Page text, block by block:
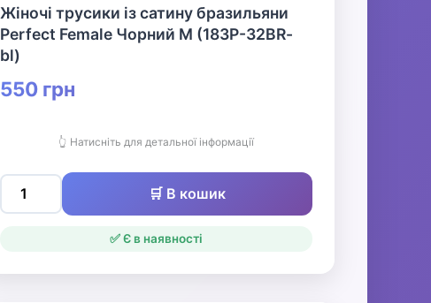
Жіночі трусики із сатину бразильяни
Perfect Female Чорний M (183P-32BR-
bl)
550 грн
👆 Натисніть для детальної інформації
🛒 В кошик
✅ Є в наявності